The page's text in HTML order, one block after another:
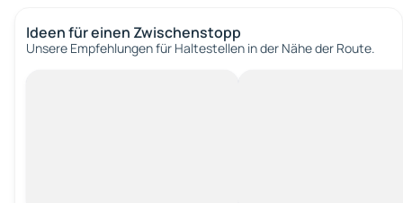
Ideen für einen Zwischenstopp
Unsere Empfehlungen für Haltestellen in der Nähe der Route.